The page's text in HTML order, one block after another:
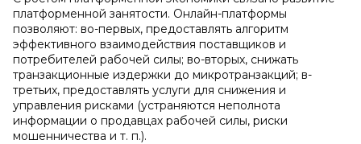
платформенной занятости. Онлайн-платформы
позволяют: во-первых, предоставлять алгоритм
эффективного взаимодействия поставщиков и
потребителей рабочей силы; во-вторых, снижать
транзакционные издержки до микротранзакций; в-
третьих, предоставлять услуги для снижения и
управления рисками (устраняются неполнота
информации о продавцах рабочей силы, риски
мошенничества и т. п.).